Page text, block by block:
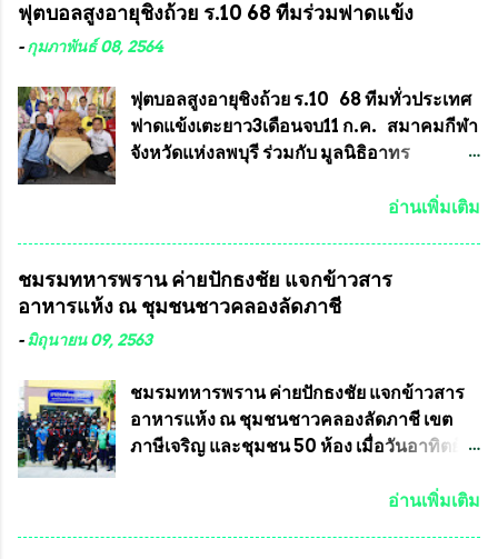
คุณสมบัติชัดเจนดังนี้ 1.)พระทุกองค์จะต้อง
ตอกโค๊ตและรันหมายเลข (พร้อมทั้งมีการทำ
ประกาศจำนวนการจัดสร้างให้ชัดเจน ว่าสร้าง
จำนวนเท่าไหร่ (เพื่อป้องกันการปั๊มเสริมใน
ภายหลัง) 3.)มีวัตถุประสงค์ที...
ทำความผิดกฎหมายการเลือกตั้ง นายณัฏฐ์ ธีร
ณัฐสุภานนท์ เปิดเผยว่า “ยกตัวอย่างในเขต
การเลือกตั้งต้องแสวงหาข้อเท็จจริงและดำเนิน
การจัดให้มีการเลือกตั้งใหม่ เพราะมีการร้อง
เรียนการกระทำความผิดกฎหมายการเลือกตั้ง
เลขาธิการคณะกรรมการการเลือกตั้ง เพื่อให้
การเลือกตั้งจะดำเนินการจัดให้มีการเลือกตั้ง
ใหม่อีกครั้ง ประธานมูลนิธิธรรมาภิบาลและ
ต่อต้านทุจริต กล่าวต่ออีกว่า “นครเชียงใหม่
ต้องส่งเสริมให้ผู้นำในระดับต่างๆมีหลักธร
รมาภิบาลในการบริหารราชการแผ่นดิน คณะ
กรรมการการเลือกตั้งถือเป็นองค์กรอิสระตาม
ฟุตบอลสูงอายุชิงถ้วย ร.10 68 ทีมร่วมฟาดแข้ง
-กุมภาพันธ์ 08, 2564
ฟุตบอลสูงอายุชิงถ้วย ร.10 68 ทีมทั่วประเทศ
ฟาดแข้งเตะยาว3เดือนจบ11 ก.ค. สมาคมกีฬา
จังหวัดแห่งลพบุรี ร่วมกับ มูลนิธิอาทร
แข่งขันฟุตบอลสูงอายุชิงแชมป์ประเทศไทย ชิง
อดีตนักเตะทีมชาติอนุญาตให้ลงแข่งขันได้ ทีม
แชมป์ได้รับ 150,000 บาท พร้อมได้สิทธิ์ไป
ทัวร์ต่างประเทศอีกด้วย ที่ห้องประชุม โรงทาน
ลพบุรี ท่านเจ้าคุณ พระราชวิสุทธิ ประชานาถ
(หลวงพ่อ อลงกต ) ในฐานะประธานมูลนิธิ
ประชานาถ และ ประธานอำนวยการจัดการ
ถ้วยพระราชทาน สมเด็จพระเจ้าอยู่หัว มหา
อ่านเพิ่มเติม
ชมรมทหารพราน ค่ายปักธงชัย แจกข้าวสาร
อาหารแห้ง ณ​ ชุมชนชาวคลองลัดภาชี
-มิถุนายน 09, 2563
ชมรมทหารพราน ค่ายปักธงชัย แจกข้าวสาร
อาหารแห้ง ณ​ ชุมชนชาวคลองลัดภาชี เขต
ภาษีเจริญ และชุมชน 50 ห้อง เมื่อวันอาทิตย์ที่
ปักธงชัย กรุงเทพมหานครโดย พันเอกสมศักดิ์
อ่านเพิ่มเติม